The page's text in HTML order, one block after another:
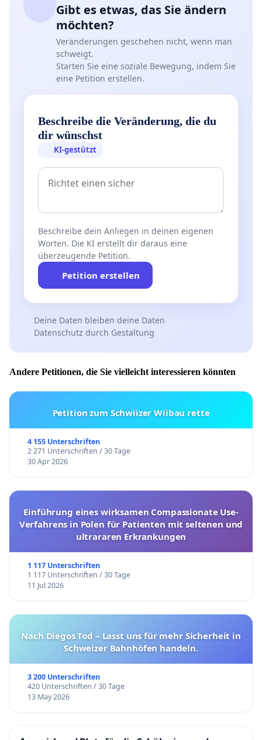
Gibt es etwas, das Sie ändern
möchten?
Veränderungen geschehen nicht, wenn man
schweigt.
Starten Sie eine soziale Bewegung, indem Sie
eine Petition erstellen.
Beschreibe die Veränderung, die du
dir wünschst
KI-gestützt
Beschreibe dein Anliegen in deinen eigenen
Worten. Die KI erstellt dir daraus eine
überzeugende Petition.
Petition erstellen
Deine Daten bleiben deine Daten
Datenschutz durch Gestaltung
Andere Petitionen, die Sie vielleicht interessieren könnten
Petition zum Schwiizer Wiibau rette
4 155 Unterschriften
2 271 Unterschriften / 30 Tage
30 Apr 2026
Einführung eines wirksamen Compassionate Use-
Verfahrens in Polen für Patienten mit seltenen und
ultrararen Erkrankungen
1 117 Unterschriften
1 117 Unterschriften / 30 Tage
11 Jul 2026
Nach Diegos Tod – Lasst uns für mehr Sicherheit in
Schweizer Bahnhöfen handeln.
3 200 Unterschriften
420 Unterschriften / 30 Tage
13 May 2026